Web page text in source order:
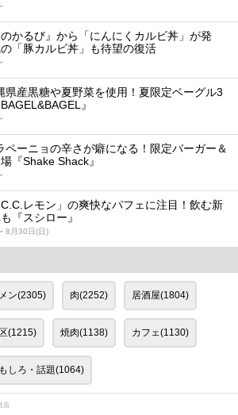
のかるび』から「にんにくカルビ丼」が発
「豚カルビ丼」も待望の復活
県産黒糖や夏野菜を使用！夏限定ベーグル3
』
ペーニョの辛さが癖になる！限定バーガー＆
『Shake Shack』
レモン」の爽快なパフェに注目！飲む新
『スシロー』
8月30日(日)
ン(2305) 肉(2252) 居酒屋(1804)
(1215) 焼肉(1138) カフェ(1130)
しろ・話題(1064)
店